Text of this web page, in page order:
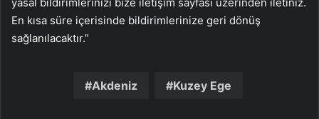
En kısa süre içerisinde bildirimlerinize geri dönüş
sağlanılacaktır.”
Akdeniz Kuzey Ege